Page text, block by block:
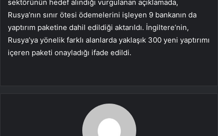
sektörünün hedef alındığı vurgulanan açıklamada,
Rusya’nın sınır ötesi ödemelerini işleyen 9 bankanın da
yaptırım paketine dahil edildiği aktarıldı. İngiltere’nin,
Rusya’ya yönelik farklı alanlarda yaklaşık 300 yeni yaptırımı
içeren paketi onayladığı ifade edildi.